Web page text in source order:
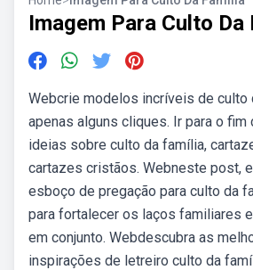
Imagem Para Culto Da
Webcrie modelos incríveis de culto
apenas alguns cliques. Ir para o fim
ideias sobre culto da família,
cartazes cristãos. Webneste post,
esboço de pregação para culto da
para fortalecer os laços familiares
em conjunto. Webdescubra as
inspirações de letreiro culto da